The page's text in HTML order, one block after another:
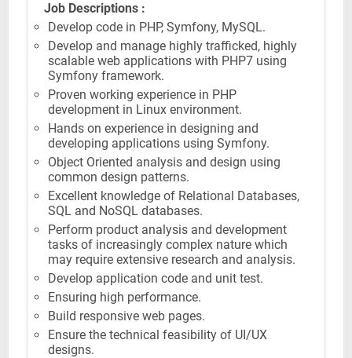
Job Descriptions :
Develop code in PHP, Symfony, MySQL.
Develop and manage highly trafficked, highly
scalable web applications with PHP7 using
Symfony framework.
Proven working experience in PHP
development in Linux environment.
Hands on experience in designing and
developing applications using Symfony.
Object Oriented analysis and design using
common design patterns.
Excellent knowledge of Relational Databases,
SQL and NoSQL databases.
Perform product analysis and development
tasks of increasingly complex nature which
may require extensive research and analysis.
Develop application code and unit test.
Ensuring high performance.
Build responsive web pages.
Ensure the technical feasibility of UI/UX
designs.